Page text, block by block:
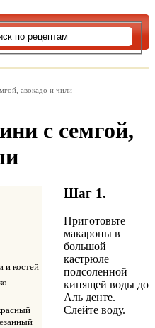
авокадо и чили
с семгой,
и костей
Шаг 1.
Приготовьте
макароны в
большой
кастрюле
подсоленной
кипящей воды до
Аль денте.
Слейте воду.